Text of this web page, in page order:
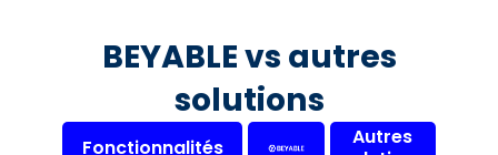
BEYABLE vs autres
solutions
Fonctionnalités
Autres